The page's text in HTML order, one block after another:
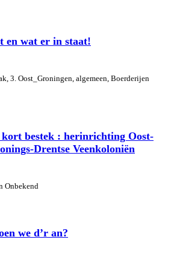
en wat er in staat!
3. Oost_Groningen, algemeen, Boerderijen
bestek : herinrichting Oost-
Drentse Veenkoloniën
Onbekend
we d’r an?